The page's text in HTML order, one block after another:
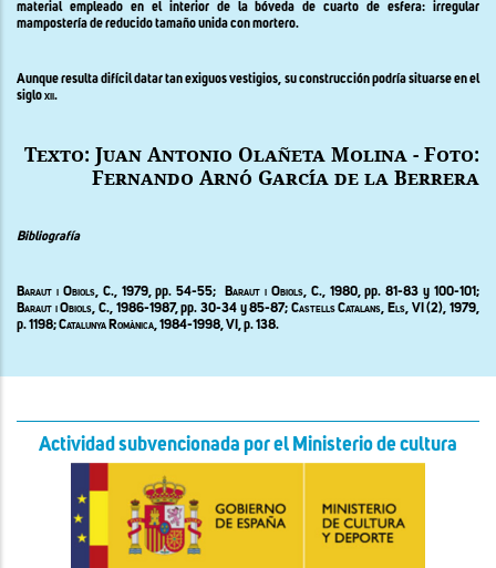
material empleado en el interior de la bóveda de cuarto de esfera: irregular
mampostería de reducido tamaño unida con mortero.
Aunque resulta difícil datar tan exiguos vestigios, su construcción podría situarse en el
sigloxii.
Texto: Juan Antonio Olañeta Molina - Foto:
Fernando Arnó García de la Berrera
Bibliografía
Baraut i Obiols, C., 1979,pp. 54-55; Baraut i Obiols, C., 1980,pp. 81-83y 100-101;
Baraut i Obiols, C., 1986-1987, pp. 30-34 y 85-87; Castells Catalans, Els, VI (2), 1979,
p. 1198;Catalunya Romànica, 1984-1998, VI, p. 138.
Actividad subvencionada por el Ministerio de cultura